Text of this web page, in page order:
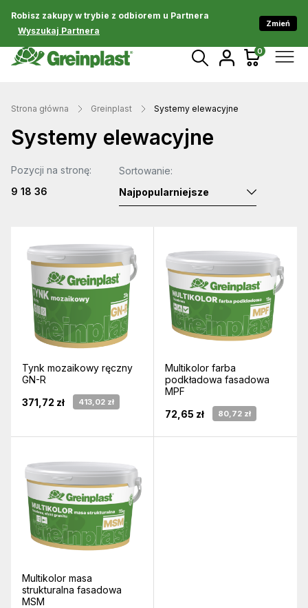
Robisz zakupy w trybie z odbiorem u Partnera
Wyszukaj Partnera
Zmień
0
Strona główna Greinplast Systemy elewacyjne
Systemy elewacyjne
Pozycji na stronę:
9 18 36
Sortowanie:
Tynk mozaikowy ręczny
GN-R
371,72 zł
413,02 zł
Multikolor farba
podkładowa fasadowa
MPF
72,65 zł
80,72 zł
Multikolor masa
strukturalna fasadowa
MSM